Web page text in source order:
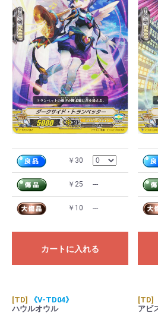
￥30
￥25 ---
￥10 ---
カートに入れる
[TD]
《V-TD04》
ハウルオウル
[TD]
アビ